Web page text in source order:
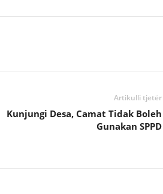
Artikulli tjetër
Kunjungi Desa, Camat Tidak Boleh
Gunakan SPPD